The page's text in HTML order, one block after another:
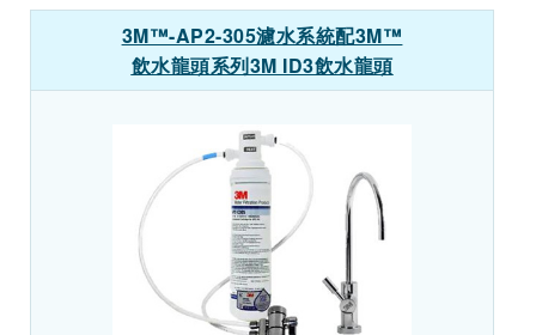
3M™-AP2-305濾水系統配3M™
飲水龍頭系列3M ID3飲水龍頭